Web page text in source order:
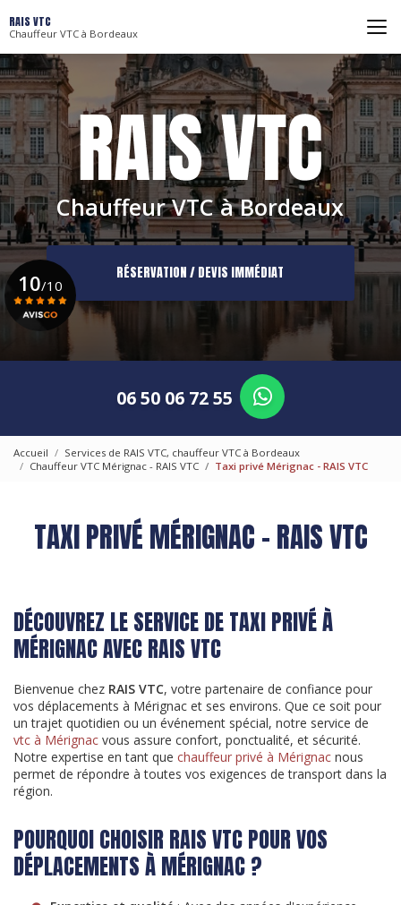
au
contenu
principal
RAIS VTC
Chauffeur VTC à Bordeaux
Chauffeur VTC à Bordeaux
RÉSERVATION / DEVIS IMMÉDIAT
06 50 06 72 55
10/10
Accueil
Services de RAIS VTC, chauffeur VTC à Bordeaux
Chauffeur VTC Mérignac - RAIS VTC
Taxi privé Mérignac - RAIS VTC
TAXI PRIVÉ MÉRIGNAC - RAIS VTC
DÉCOUVREZ LE SERVICE DE TAXI PRIVÉ À
MÉRIGNAC AVEC RAIS VTC
Bienvenue chez RAIS VTC, votre partenaire de confiance pour
vos déplacements à Mérignac et ses environs. Que ce soit pour
un trajet quotidien ou un événement spécial, notre service de
vtc à Mérignac vous assure confort, ponctualité, et sécurité.
Notre expertise en tant que chauffeur privé à Mérignac nous
permet de répondre à toutes vos exigences de transport dans la
région.
POURQUOI CHOISIR RAIS VTC POUR VOS
DÉPLACEMENTS À MÉRIGNAC ?